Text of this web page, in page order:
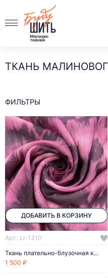
ТКАНЬ
ФИЛЬТРЫ
ДОБАВИТЬ В КОРЗИНУ
Арт.: Li-1310
Ткань плательно-блузочная крапива
1 500 ₽